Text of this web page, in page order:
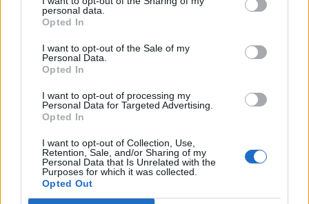
personal data.
Opted In
I want to opt-out of the Sale of my
Personal Data.
Opted In
I want to opt-out of processing my
Personal Data for Targeted Advertising.
Opted In
I want to opt-out of Collection, Use,
Retention, Sale, and/or Sharing of my
Personal Data that Is Unrelated with the
Purposes for which it was collected.
Opted Out
magunknak a felelőtlen pazarlást? A